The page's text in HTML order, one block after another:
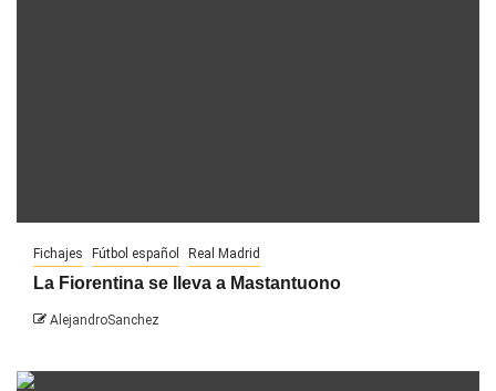
Fichajes Fútbol español Real Madrid
La Fiorentina se lleva a Mastantuono
AlejandroSanchez